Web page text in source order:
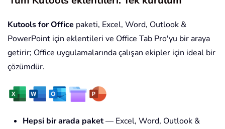
Kutools for Office paketi, Excel, Word, Outlook &
PowerPoint için eklentileri ve Office Tab Pro'yu bir araya
getirir; Office uygulamalarında çalışan ekipler için ideal bir
çözümdür.
Hepsi bir arada paket— Excel, Word, Outlook &